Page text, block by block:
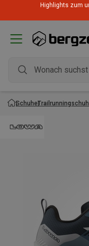
Highlights zum
Schuhe